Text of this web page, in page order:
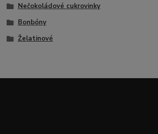
Nečokoládové cukrovinky
Bonbóny
Želatinové